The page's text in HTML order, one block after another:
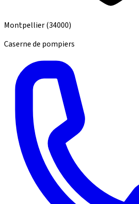
Montpellier(34000)
Caserne de pompiers